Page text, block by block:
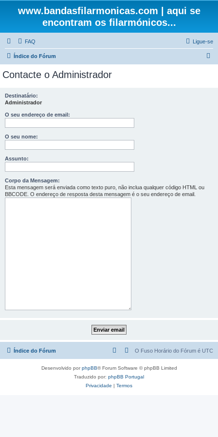
www.bandasfilarmonicas.com | aqui se
encontram os filarmónicos...
FAQ Ligue-se
Índice do Fórum
Contacte o Administrador
Destinatário:
Administrador
O seu endereço de email:
O seu nome:
Assunto:
Corpo da Mensagem:
Esta mensagem será enviada como texto puro, não inclua qualquer código HTML ou
BBCODE. O endereço de resposta desta mensagem é o seu endereço de email.
Índice do Fórum O Fuso Horário do Fórum é UTC
Desenvolvido porphpBB® Forum Software © phpBB Limited
Traduzido por: phpBB Portugal
Privacidade | Termos